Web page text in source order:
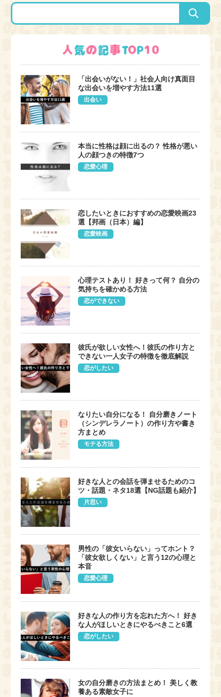
「出会いがない！」社会人向け真面目
な出会いを増やす方法11選
出会い
本当に性格は顔に出るの？ 性格が悪い
人の顔つきの特徴7つ
恋愛心理
恋したいときにおすすめの恋愛映画23
選【邦画（日本）編】
恋愛映画
心理テストあり！ 好きって何？ 自分の
気持ちを確かめる方法
恋ができない
彼氏が欲しい女性へ！彼氏の作り方と
できない一人女子の特徴を徹底解説
恋がしたい
なりたい自分になる！ 自分磨きノート
（シンデレラノート）の作り方や書き
方まとめ
モテる方法
好きな人との会話を弾ませるためのコ
ツ・話題・ネタ18選【NG話題も紹介】
片思い
男性の「彼女いらない」ってホント？
「彼女欲しくない」と言う12の心理と
本音
恋愛心理
好きな人の作り方を忘れた方へ！ 好き
な人がほしいときにやるべきこと6選
恋がしたい
女の自分磨きの方法まとめ！ 美しく教
養ある素敵女子に